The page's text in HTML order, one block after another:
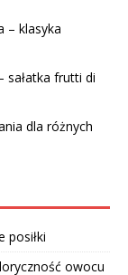
– klasyka
sałatka frutti di
dla różnych
posiłki
owocu